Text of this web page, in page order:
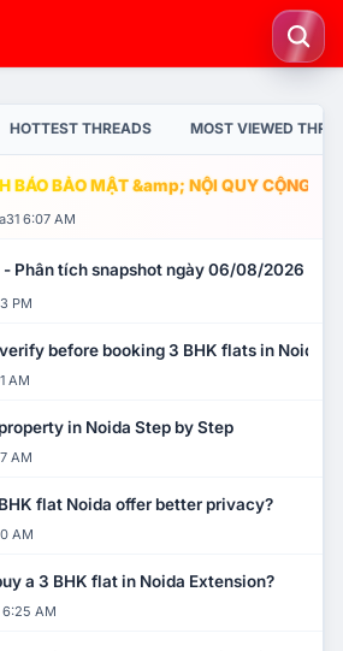
HOTTEST THREADS MOST VIEWED
BÁO BẢO MẬT &amp; NỘI QUY CỘNG
6:07 AM
- Phân tích snapshot ngày 06/08/2026
PM
before booking 3 BHK flats in Noida?
AM
in Noida Step by Step
AM
flat Noida offer better privacy?
AM
a 3 BHK flat in Noida Extension?
6:25 AM